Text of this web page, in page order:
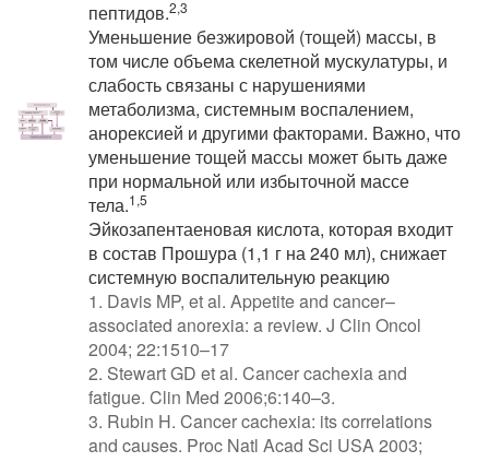
пептидов.2,3
Уменьшение безжировой (тощей) массы, в
том числе объема скелетной мускулатуры, и
слабость связаны с нарушениями
метаболизма, системным воспалением,
анорексией и другими факторами. Важно, что
уменьшение тощей массы может быть даже
при нормальной или избыточной массе
тела.1,5
Эйкозапентаеновая кислота, которая входит
в состав Прошура (1,1 г на 240 мл), снижает
системную воспалительную реакцию
1. Davis MP, et al. Appetite and cancer–
associated anorexia: a review. J Clin Oncol
2004; 22:1510–17
2. Stewart GD et al. Cancer cachexia and
fatigue. Clin Med 2006;6:140–3.
3. Rubin H. Cancer cachexia: its correlations
and causes. Proc Natl Acad Sci USA 2003;